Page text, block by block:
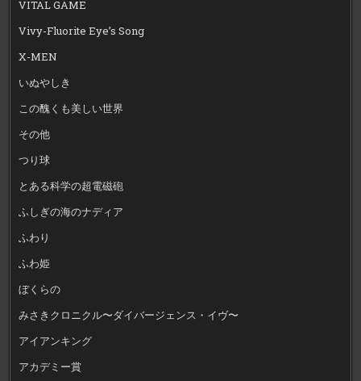
VITAL GAME
Vivy-Fluorite Eye’s Song
X-MEN
いぬやしき
この醜くも美しい世界
その他
つり球
とある科学の超電磁砲
ふしぎの海のナディア
ふわり
ふわ姫
ぼくらの
みさきクロニクル〜ダイバージェンス・イヴ〜
アイアンキング
アカデミー賞